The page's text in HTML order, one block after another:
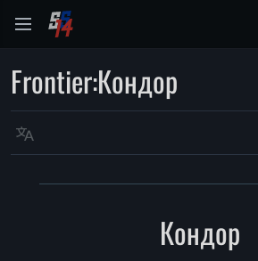
Frontier:Кондор
Язык
Кондор